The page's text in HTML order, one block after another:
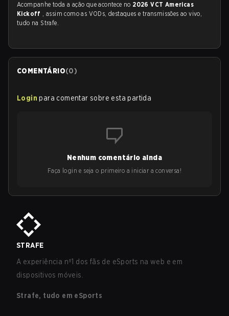
Acompanhe toda a ação que acontece no 2026 VCT Americas
Kickoff , assim como as VODs, destaques e transmissões ao vivo,
tudo na Strafe.
COMENTÁRIO(0)
Login para comentar sobre esta partida
Nenhum comentário ainda
Faça login e seja o primeiro a iniciar a conversa!
STRAFE
A experiência nº1 dos fãs de eSports na web e em
dispositivos móveis.
Strafe, tudo em eSports